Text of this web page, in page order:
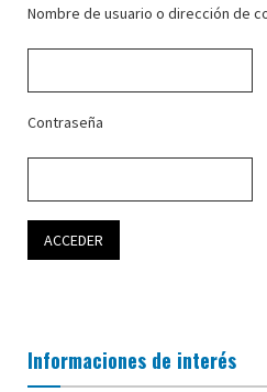
Nombre de usuario o dirección de
Contraseña
Informaciones de interés